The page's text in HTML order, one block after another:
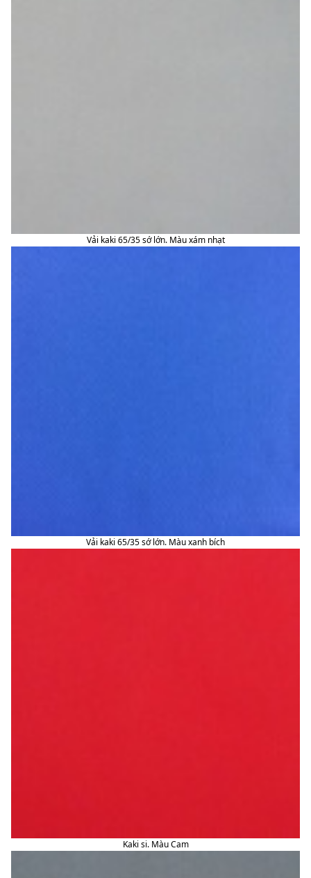
Vải kaki 65/35 sớ lớn. Màu xám nhạt
Vải kaki 65/35 sớ lớn. Màu xanh bích
Kaki si. Màu Cam